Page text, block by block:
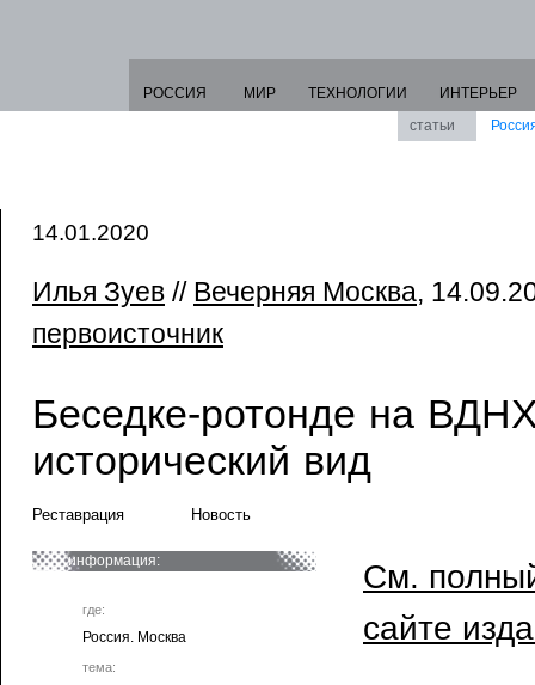
РОССИЯ МИР ТЕХНОЛОГИИ
ИНТЕРЬЕР
статьи
14.01.2020
Илья Зуев // Вечерняя Москва,
первоисточник
Беседке-ротонде на
исторический вид
Реставрация Новость
информация:
где:
Россия. Москва
тема:
См.
сайте